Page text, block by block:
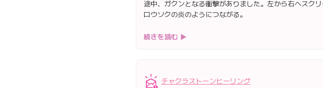
途中、ガクンとなる衝撃がありました。左から右へスクリ
ロウソクの炎のようにつながる。
続きを読む ▶
チャクラストーンヒーリング